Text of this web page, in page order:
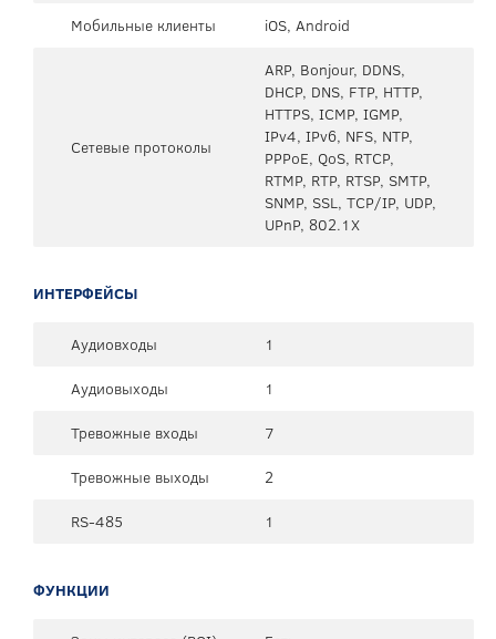
Мобильные клиенты iOS, Android
Сетевые протоколы
ARP, Bonjour, DDNS,
DHCP, DNS, FTP, HTTP,
HTTPS, ICMP, IGMP,
IPv4, IPv6, NFS, NTP,
PPPoE, QoS, RTCP,
RTMP, RTP, RTSP, SMTP,
SNMP, SSL, TCP/IP, UDP,
UPnP, 802.1X
ИНТЕРФЕЙСЫ
Аудиовходы
1
Аудиовыходы
1
Тревожные входы
7
Тревожные выходы
2
RS-485
1
ФУНКЦИИ